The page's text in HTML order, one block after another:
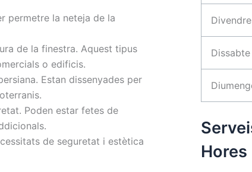
permetre la neteja de la
de la finestra. Aquest tipus
o edificis.
Estan dissenyades per
Poden estar fetes de
de seguretat i estètica
Dissabte
Hores